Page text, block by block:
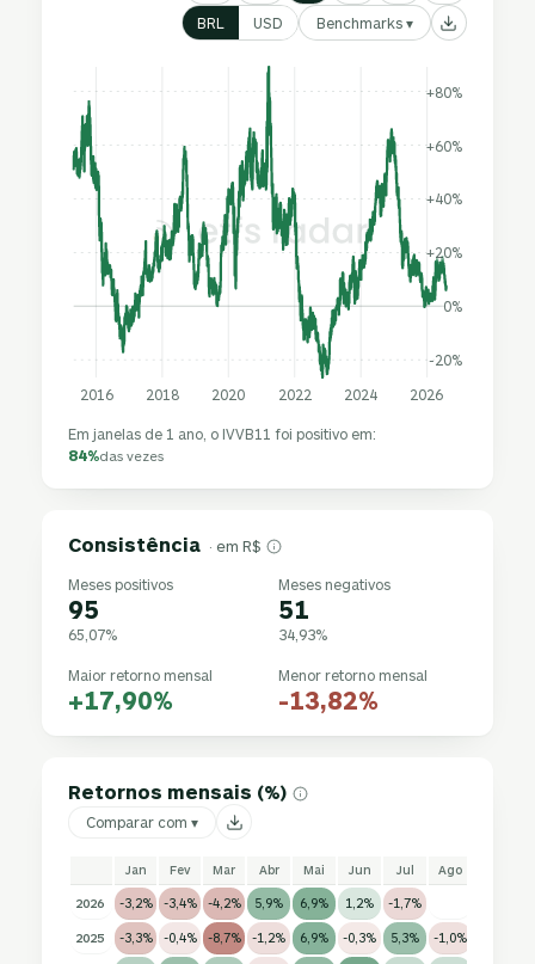
BRL USD Benchmarks ▾
-20%
0%
+20%
+40%
+60%
+80%
2016 2018 2020 2022 2024 2026
Em janelas de 1 ano, o IVVB11 foi positivo em:
84%das vezes
Consistência · em R$
Meses positivos
95
65,07%
Meses negativos
51
34,93%
Maior retorno mensal
+17,90%
Menor retorno mensal
-13,82%
Retornos mensais (%)
Comparar com ▾
Jan Fev Mar Abr Mai Jun Jul Ago
2026 -3,2% -3,4% -4,2% 5,9% 6,9% 1,2% -1,7%
2025 -3,3% -0,4% -8,7% -1,2% 6,9% -0,3% 5,3% -1,0%